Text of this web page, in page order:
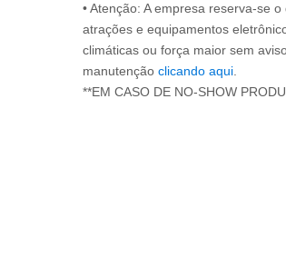
• Atenção: A empresa reserva-se
atrações e equipamentos
climáticas ou força maior sem
manutenção clicando aqui